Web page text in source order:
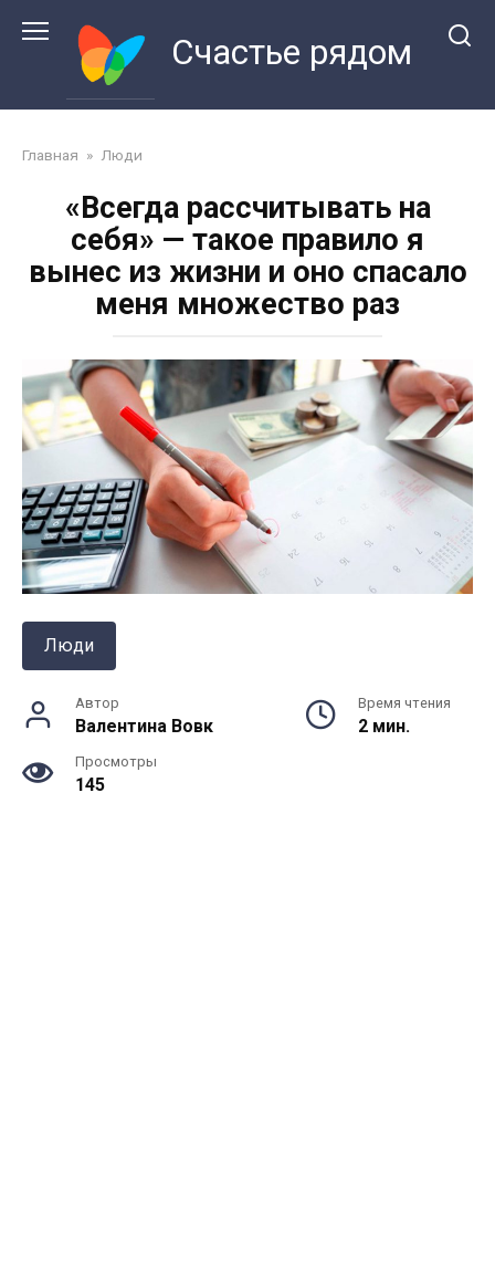
Счастье рядом
Главная » Люди
«Всегда рассчитывать на
себя» — такое правило я
вынес из жизни и оно спасало
меня множество раз
Люди
Автор
Валентина Вовк
Время чтения
2 мин.
Просмотры
145